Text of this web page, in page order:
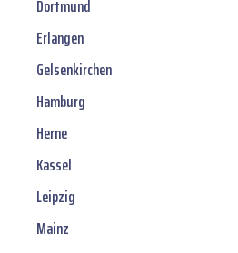
Dortmund
Erlangen
Gelsenkirchen
Hamburg
Herne
Kassel
Leipzig
Mainz